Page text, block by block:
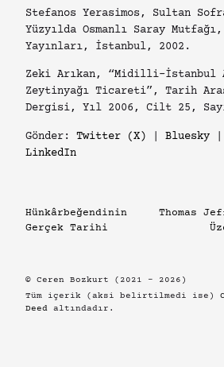
Stefanos Yerasimos, Sultan
Yüzyılda Osmanlı Saray
Yayınları, İstanbul, 2002.
Zeki Arıkan, “Midilli-İstanbul
Zeytinyağı Ticareti”, Tarih
Dergisi, Yıl 2006, Cilt 25,
Gönder: Twitter (X) Bluesky
LinkedIn
Hünkârbeğendinin
Gerçek Tarihi
Thomas
© Ceren Bozkurt (2021 – 2026)
Tüm içerik (aksi belirtilmedi ise)
Deed altındadır.